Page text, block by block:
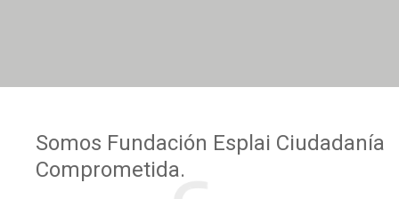
Somos Fundación Esplai Ciudadanía
Comprometida.